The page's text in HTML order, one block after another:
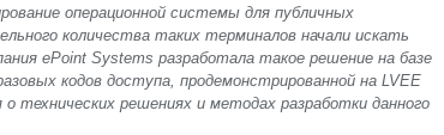
операционной системы для публичных
количества таких терминалов начали искать
ePoint Systems разработала такое решение на базе
кодов доступа, продемонстрированной на LVEE
технических решениях и методах разработки данного